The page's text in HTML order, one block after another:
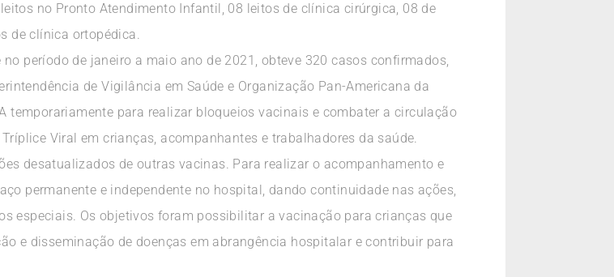
no Pronto Atendimento Infantil, 08 leitos de clínica cirúrgica, 08 de
de clínica ortopédica.
período de janeiro a maio ano de 2021, obteve 320 casos confirmados,
de Vigilância em Saúde e Organização Pan-Americana da
temporariamente para realizar bloqueios vacinais e combater a circulação
Viral em crianças, acompanhantes e trabalhadores da saúde.
desatualizados de outras vacinas. Para realizar o acompanhamento e
permanente e independente no hospital, dando continuidade nas ações,
especiais. Os objetivos foram possibilitar a vacinação para crianças que
e disseminação de doenças em abrangência hospitalar e contribuir para